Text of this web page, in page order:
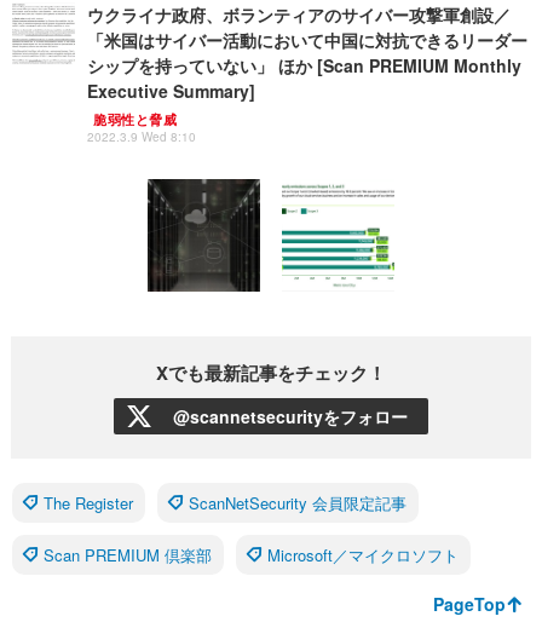
ウクライナ政府、ボランティアのサイバー攻撃軍創設／
「米国はサイバー活動において中国に対抗できるリーダー
シップを持っていない」 ほか [Scan PREMIUM Monthly
Executive Summary]
脆弱性と脅威
2022.3.9 Wed 8:10
Xでも最新記事をチェック！
@scannetsecurityをフォロー
The Register ScanNetSecurity 会員限定記事
Scan PREMIUM 倶楽部 Microsoft／マイクロソフト
PageTop